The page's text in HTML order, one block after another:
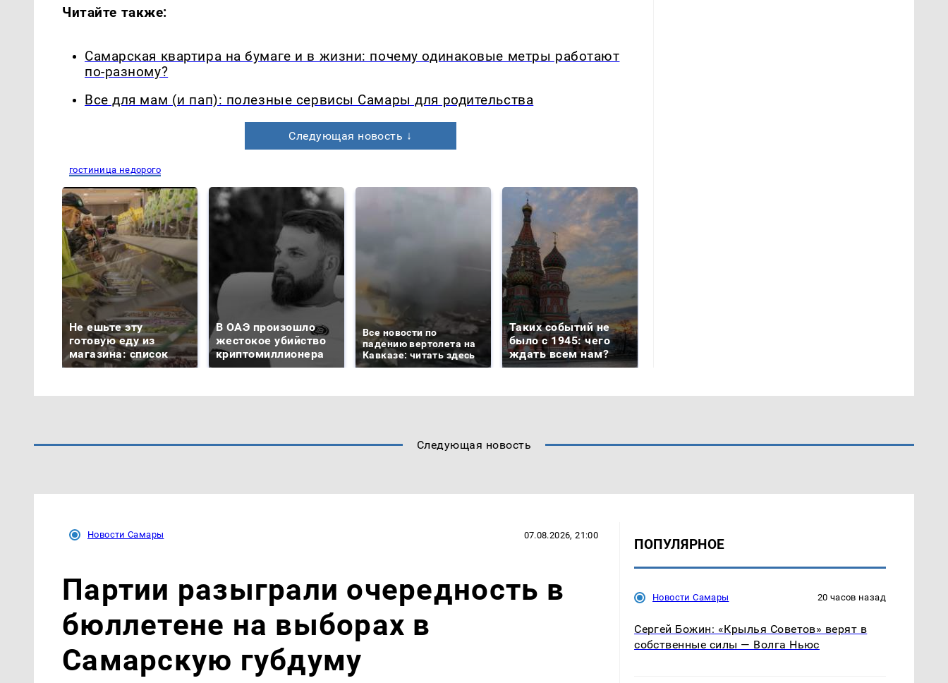
Читайте также:
Самарская квартира на бумаге и в жизни: почему одинаковые метры работают
по-разному?
Все для мам (и пап): полезные сервисы Самары для родительства
Следующая новость ↓
гостиница недорого
Не ешьте эту
готовую еду из
магазина: список
В ОАЭ произошло
жестокое убийство
криптомиллионера
Все новости по
падению вертолета на
Кавказе: читать здесь
Таких событий не
было с 1945: чего
ждать всем нам?
Следующая новость
Новости Самары 07.08.2026, 21:00
Партии разыграли очередность в
бюллетене на выборах в
Самарскую губдуму
ПОПУЛЯРНОЕ
Новости Самары 20 часов назад
Сергей Божин: «Крылья Советов» верят в
собственные силы — Волга Ньюс